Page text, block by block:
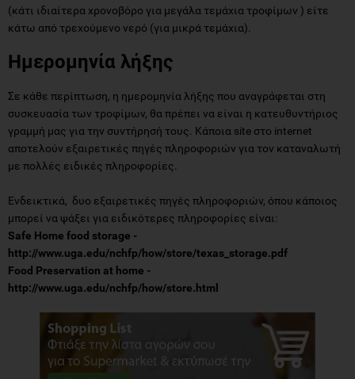
(κάτι ιδιαίτερα χρονοβόρο για μεγάλα τεμάχια τροφίμων ) είτε
κάτω από τρεχούμενο νερό (για μικρά τεμάχια).
Ημερομηνία λήξης
Σε κάθε περίπτωση, η ημερομηνία λήξης που αναγράφεται στη
συσκευασία των τροφίμων, θα πρέπει να είναι η κατευθυντήριος
γραμμή μας για την συντήρησή τους. Κάποια site στο internet
αποτελούν εξαιρετικές πηγές πληροφοριών για τον καταναλωτή
με πολλές ειδικές πληροφορίες.
Ενδεικτικά, δυο εξαιρετικές πηγές πληροφοριών, όπου κάποιος
μπορεί να ψάξει για ειδικότερες πληροφορίες είναι:
Safe Home food storage -
http://www.uga.edu/nchfp/how/store/texas_storage.pdf
Food Preservation at home -
http://www.uga.edu/nchfp/how/store.html